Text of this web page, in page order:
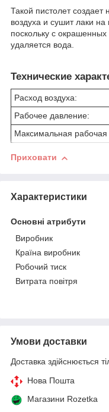
Такой пистолет
воздуха и сушит лаки
поскольку с
удаляется вода.
Технические
Расход воздуха:
Рабочее давление:
Максимальная рабочая
Приховати
Характеристики
Основні атрибути
Виробник
Країна виробник
Робочий тиск
Витрата повітря
Умови доставки
Доставка здійснюється
Нова Пошта
Магазини Rozetka